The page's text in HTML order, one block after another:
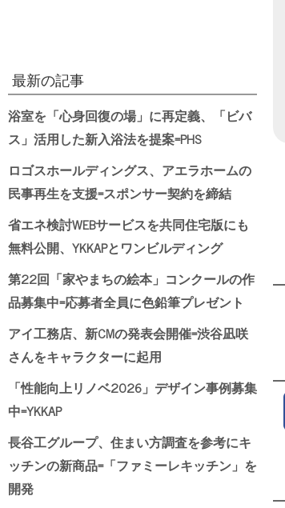
最新の記事
浴室を「心身回復の場」に再定義、「ビバ
ス」活用した新入浴法を提案=PHS
ロゴスホールディングス、アエラホームの
民事再生を支援=スポンサー契約を締結
省エネ検討WEBサービスを共同住宅版にも
無料公開、YKKAPとワンビルディング
第22回「家やまちの絵本」コンクールの作
品募集中=応募者全員に色鉛筆プレゼント
アイ工務店、新CMの発表会開催=渋谷凪咲
さんをキャラクターに起用
「性能向上リノベ2026」デザイン事例募集
中=YKKAP
長谷工グループ、住まい方調査を参考にキ
ッチンの新商品=「ファミーレキッチン」を
開発